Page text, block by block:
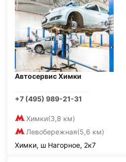
Автосервис Химки
+7 (495) 989-21-31
Химки(3,8 км)
Левобережная(5,6 км)
Химки, ш Нагорное, 2к7